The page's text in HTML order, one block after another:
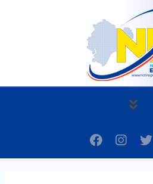
Menú
F
a
c
I
n
s
T
w
i